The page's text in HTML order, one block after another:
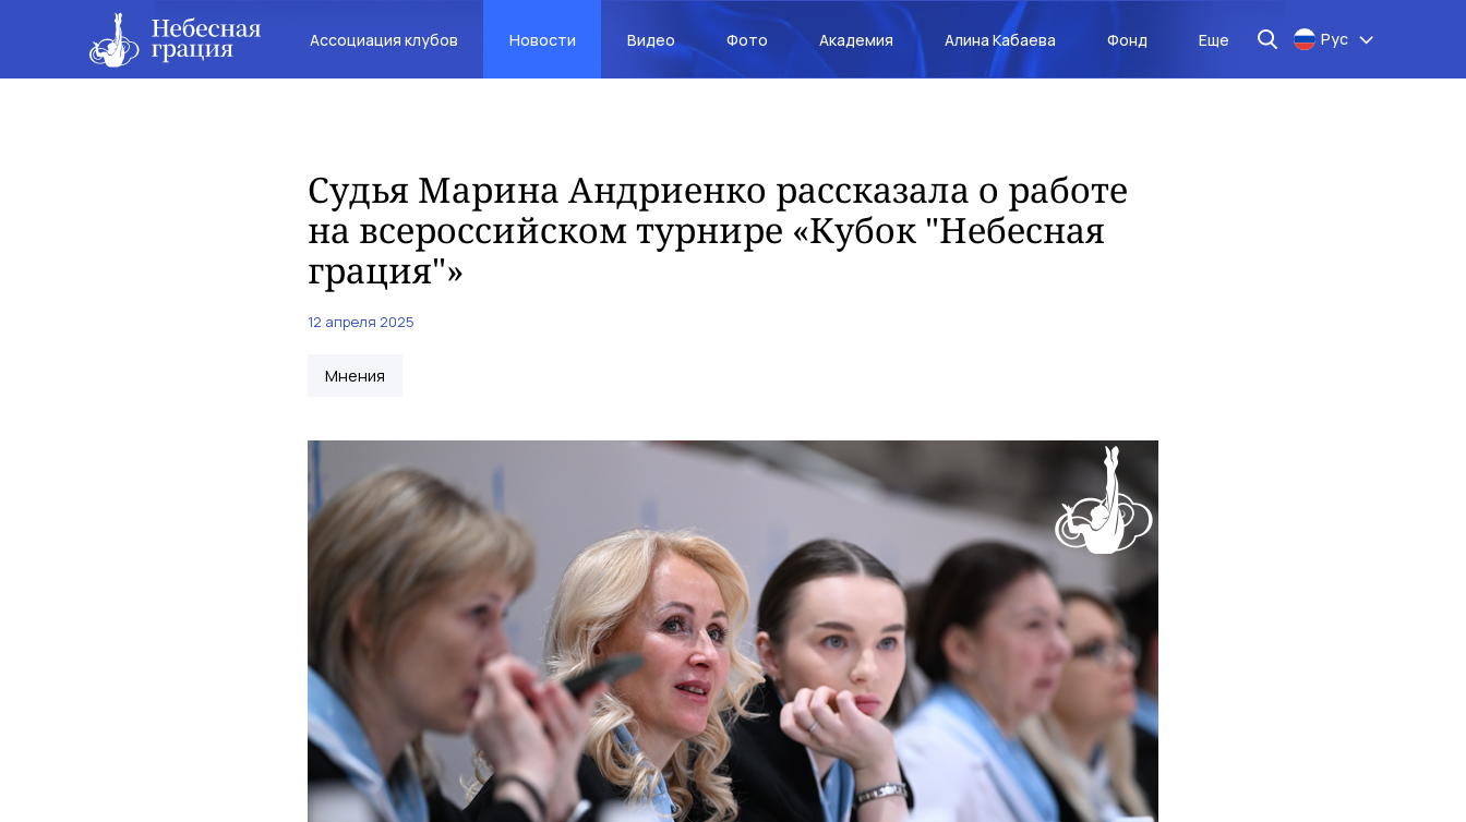
Ассоциация клубов Новости Видео Фото Академия Алина Кабаева Фонд Еще Рус
Судья Марина Андриенко рассказала о работе
на всероссийском турнире «Кубок "Небесная
грация"»
12 апреля 2025
Мнения